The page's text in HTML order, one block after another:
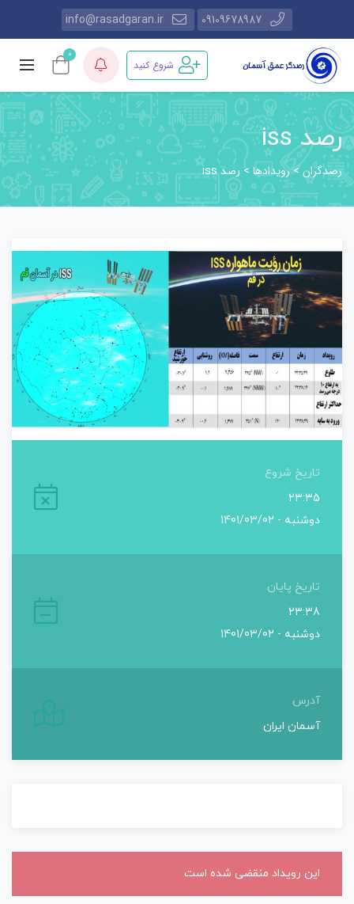
09109678987
info@rasadgaran.ir
شروع کنید
0
رصد iss
رصدگران>رویدادها > رصد iss
تاریخ شروع
23:35
دوشنبه - 1401/03/02
تاریخ پایان
23:38
دوشنبه - 1401/03/02
آدرس
آسمان ایران
این رویداد منقضی شده است